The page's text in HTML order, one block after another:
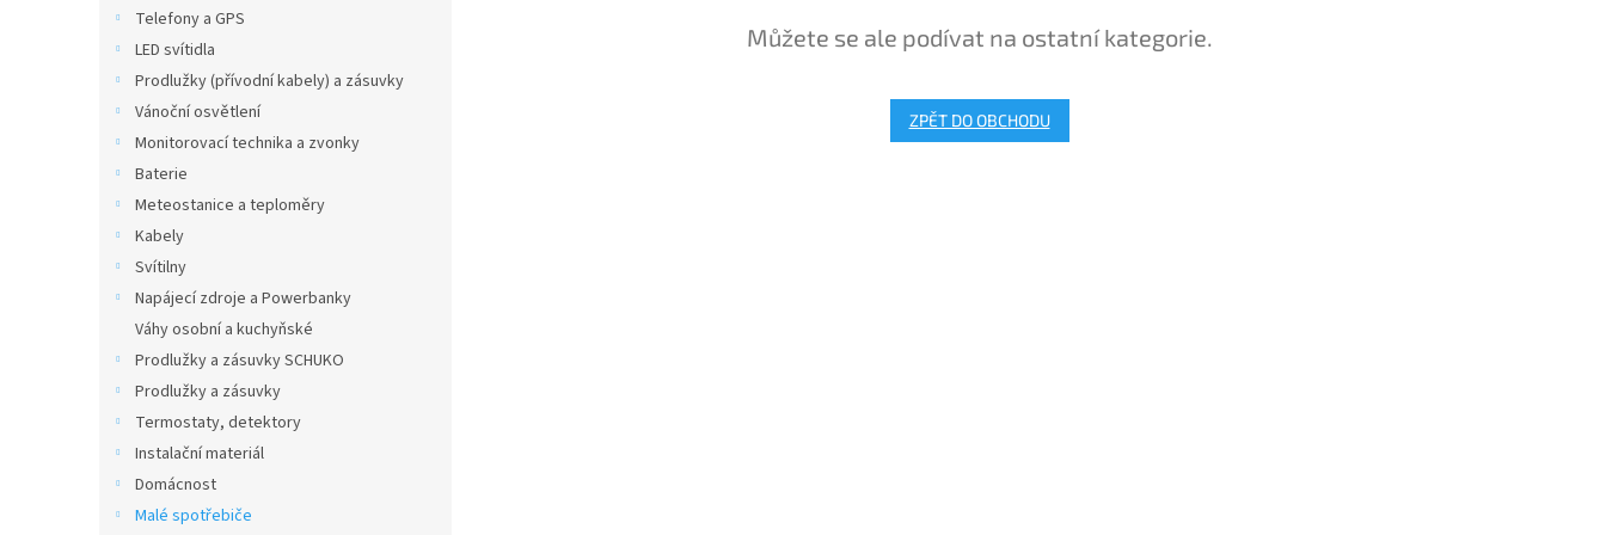
Telefony a GPS
LED svítidla
Prodlužky (přívodní kabely) a zásuvky
Vánoční osvětlení
Monitorovací technika a zvonky
Baterie
Meteostanice a teploměry
Kabely
Svítilny
Napájecí zdroje a Powerbanky
Váhy osobní a kuchyňské
Prodlužky a zásuvky SCHUKO
Prodlužky a zásuvky
Termostaty, detektory
Instalační materiál
Domácnost
Malé spotřebiče
Můžete se ale podívat na ostatní kategorie.
ZPĚT DO OBCHODU